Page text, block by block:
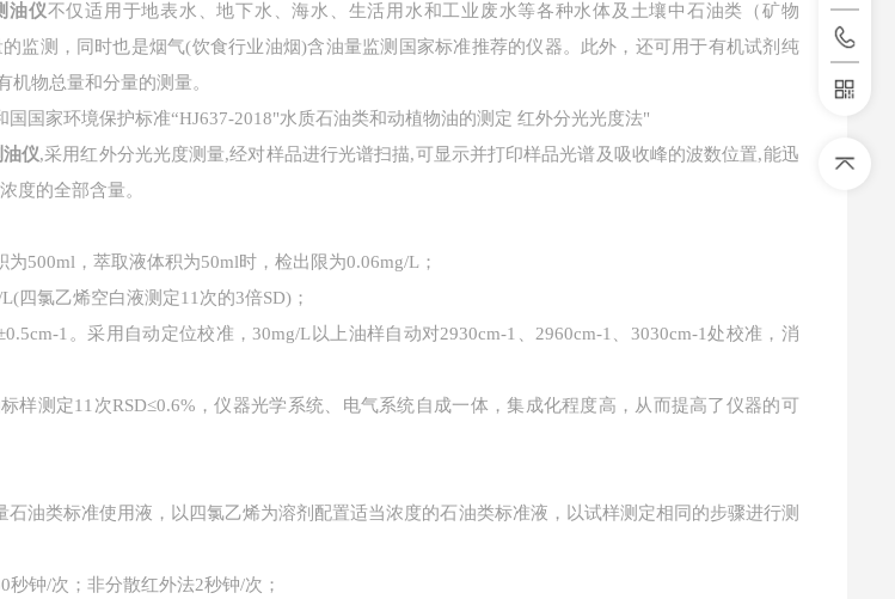
油仪不仅适用于地表水、地下水、海水、生活用水和工业废水等各种水体及土壤中石油类（矿物
监测，同时也是烟气(饮食行业油烟)含油量监测国家标准推荐的仪器。此外，还可用于有机试剂纯
机物总量和分量的测量。
国国家环境保护标准“HJ637-2018"水质石油类和动植物油的测定 红外分光光度法"
仪,采用红外分光光度测量,经对样品进行光谱扫描,可显示并打印样品光谱及吸收峰的波数位置,能迅
度的全部含量。
500ml，萃取液体积为50ml时，检出限为0.06mg/L；
四氯乙烯空白液测定11次的3倍SD)；
1。采用自动定位校准，30mg/L以上油样自动对2930cm-1、2960cm-1、3030cm-1处校准，消
样测定11次RSD≤0.6%，仪器光学系统、电气系统自成一体，集成化程度高，从而提高了仪器的可
石油类标准使用液，以四氯乙烯为溶剂配置适当浓度的石油类标准液，以试样测定相同的步骤进行测
秒钟/次；非分散红外法2秒钟/次；